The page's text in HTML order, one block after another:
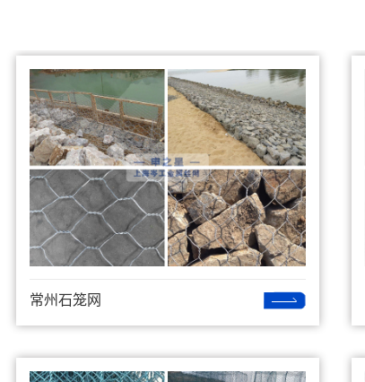
常州石笼网